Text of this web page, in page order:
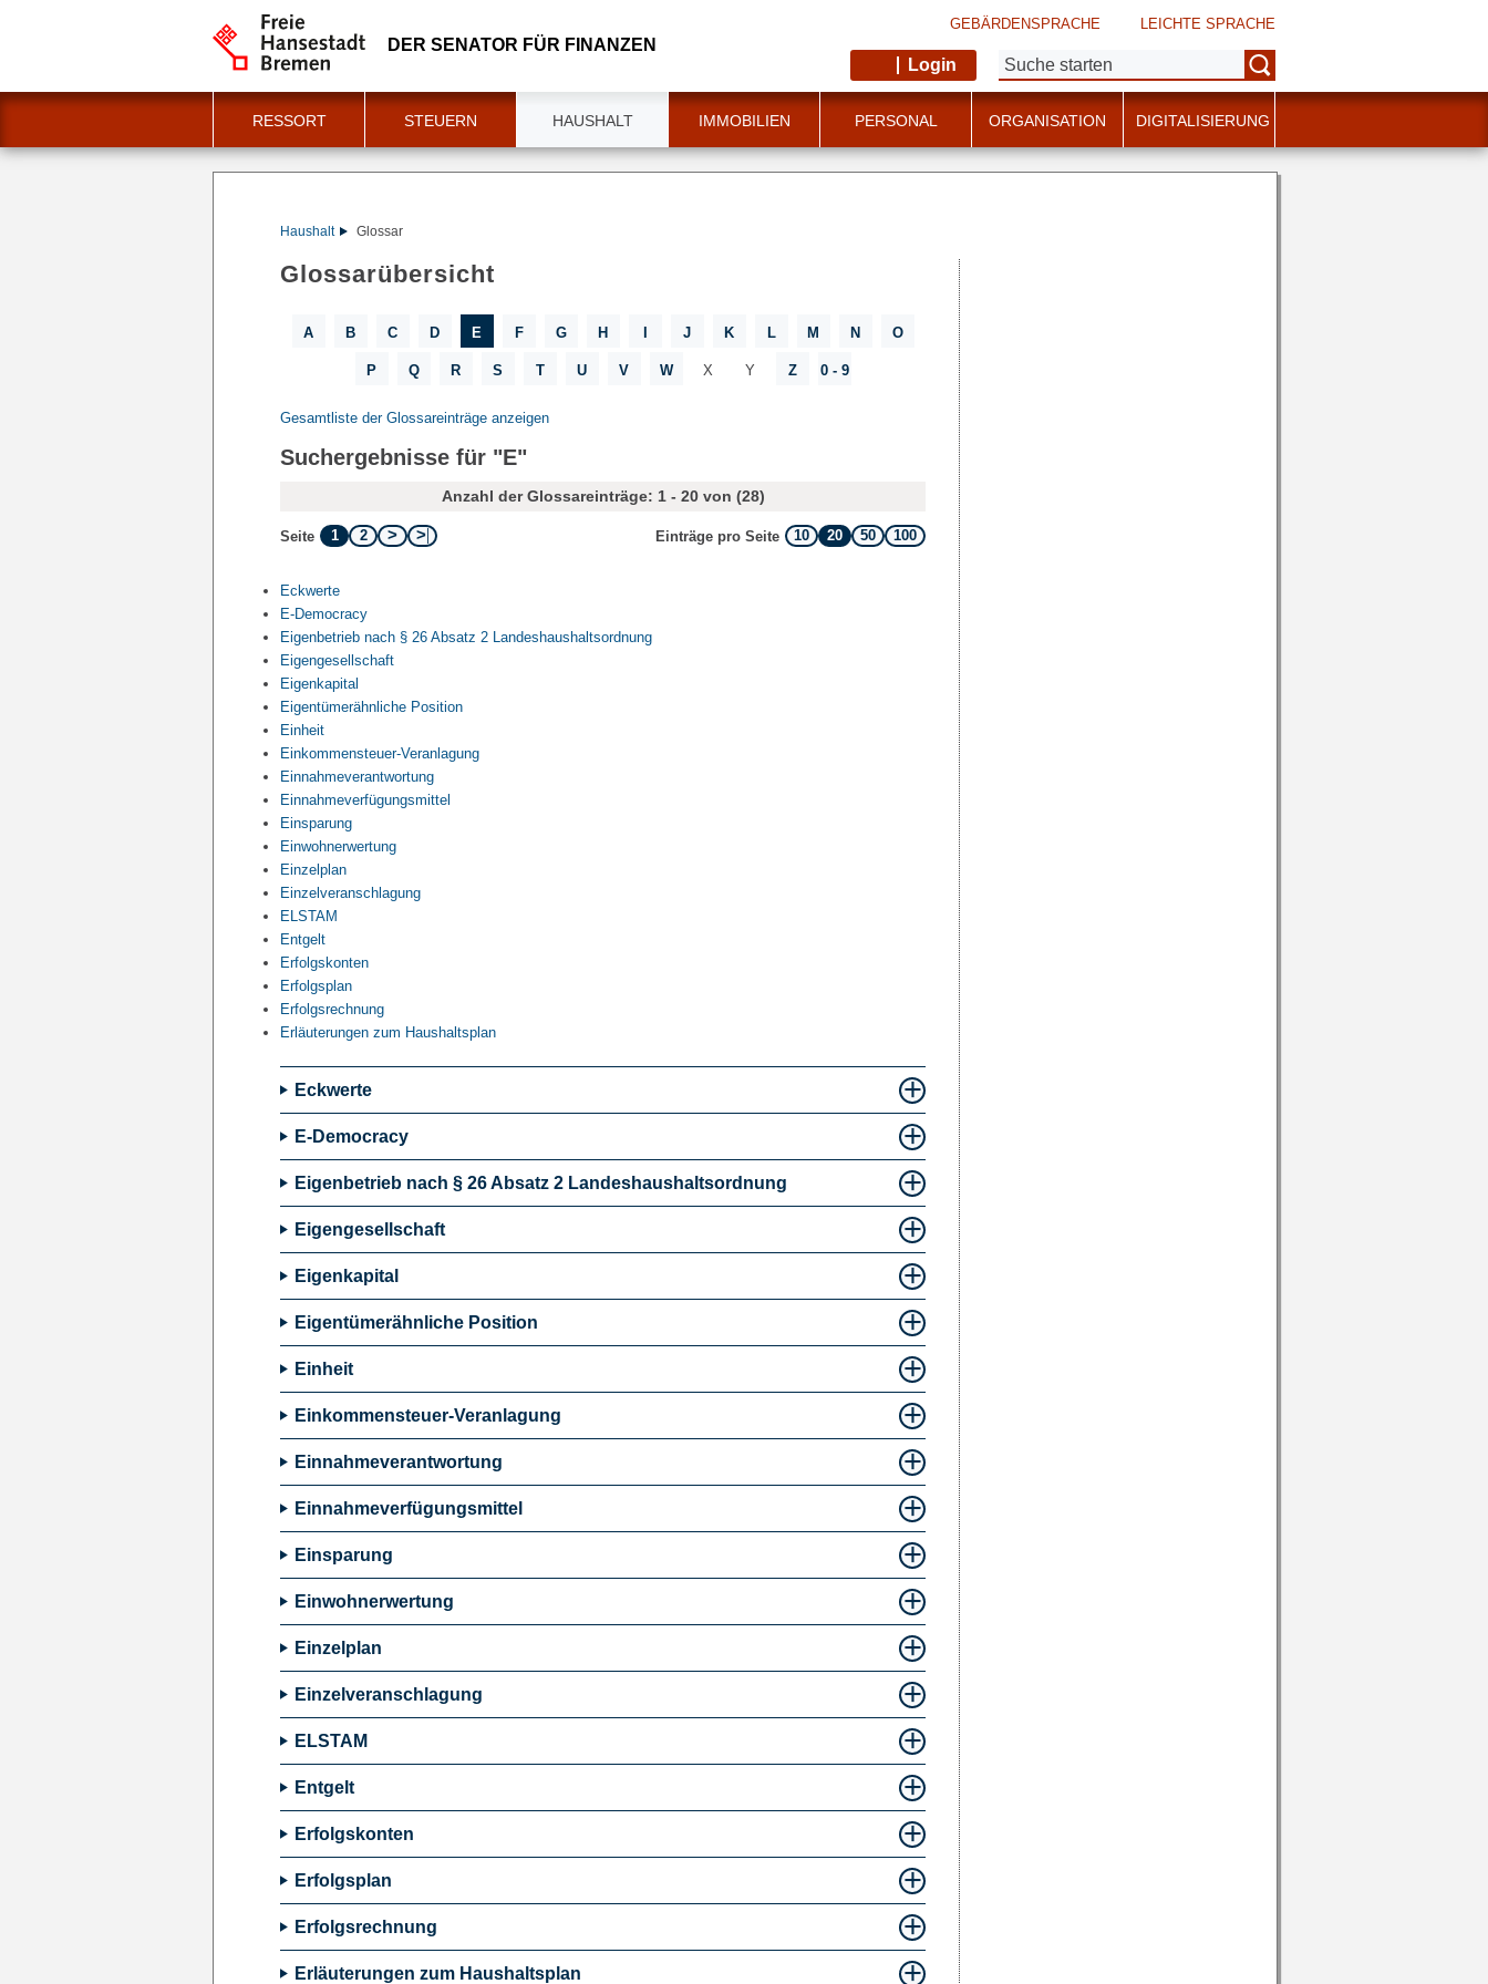
DER SENATOR FÜR FINANZEN
GEBÄRDENSPRACHE LEICHTE SPRACHE
Login Suche:
RESSORT STEUERN HAUSHALT IMMOBILIEN PERSONAL ORGANISATION DIGITALISIERUNG
Haushalt Glossar
Glossarübersicht
A B C D E F G H J K L M N O
P Q R S T U V W X Y Z 0 - 9
Gesamtliste der Glossareinträge anzeigen
Suchergebnisse für "E"
Anzahl der Glossareinträge: 1 - 20 von (28)
Seite 1 2 Einträge pro Seite 10 20 50 100
Eckwerte
E-Democracy
Eigenbetrieb nach § 26 Absatz 2 Landeshaushaltsordnung
Eigengesellschaft
Eigenkapital
Eigentümerähnliche Position
Einheit
Einkommensteuer-Veranlagung
Einnahmeverantwortung
Einnahmeverfügungsmittel
Einsparung
Einwohnerwertung
Einzelplan
Einzelveranschlagung
ELSTAM
Entgelt
Erfolgskonten
Erfolgsplan
Erfolgsrechnung
Erläuterungen zum Haushaltsplan
Eckwerte
E-Democracy
Eigenbetrieb nach § 26 Absatz 2 Landeshaushaltsordnung
Eigengesellschaft
Eigenkapital
Eigentümerähnliche Position
Einheit
Einkommensteuer-Veranlagung
Einnahmeverantwortung
Einnahmeverfügungsmittel
Einsparung
Einwohnerwertung
Einzelplan
Einzelveranschlagung
ELSTAM
Entgelt
Erfolgskonten
Erfolgsplan
Erfolgsrechnung
Erläuterungen zum Haushaltsplan